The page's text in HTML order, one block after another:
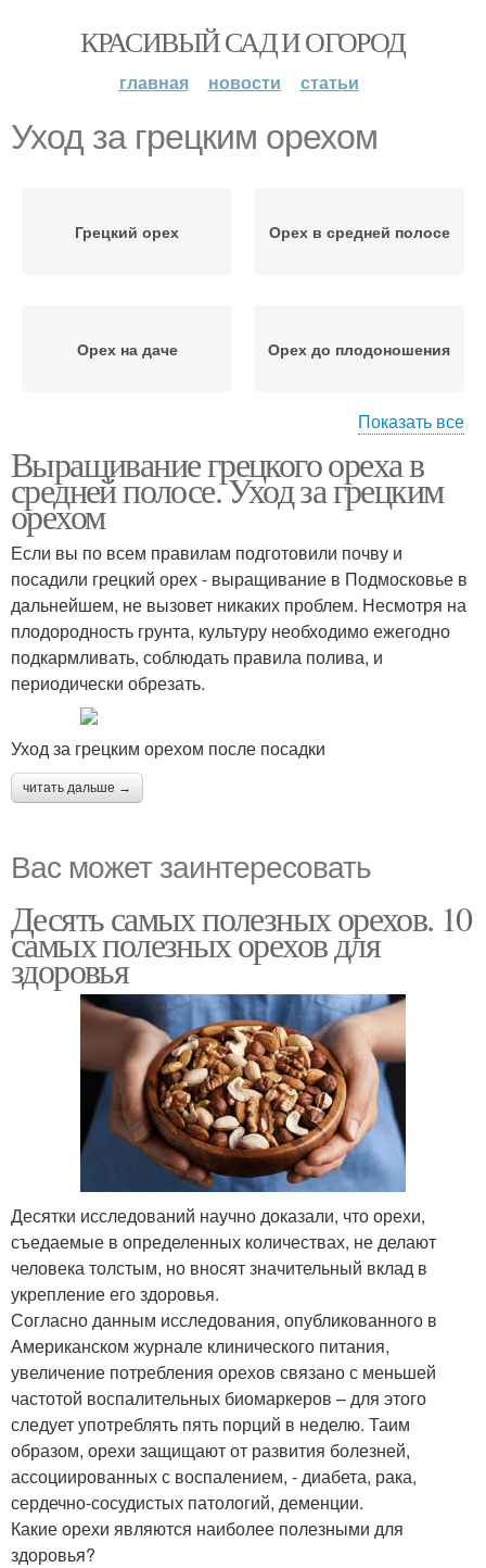
КРАСИВЫЙ САД И ОГОРОД
главная новости статьи
Уход за грецким орехом
Грецкий орех Орех в средней полосе
Орех на даче Орех до плодоношения
Орех в черноземье
Показать все
Выращивание грецкого ореха в
средней полосе. Уход за грецким
орехом
Если вы по всем правилам подготовили почву и
посадили грецкий орех - выращивание в Подмосковье в
дальнейшем, не вызовет никаких проблем. Несмотря на
плодородность грунта, культуру необходимо ежегодно
подкармливать, соблюдать правила полива, и
периодически обрезать.
Уход за грецким орехом после посадки
читать дальше →
Вас может заинтересовать
Десять самых полезных орехов. 10
самых полезных орехов для
здоровья
Десятки исследований научно доказали, что орехи,
съедаемые в определенных количествах, не делают
человека толстым, но вносят значительный вклад в
укрепление его здоровья.
Согласно данным исследования, опубликованного в
Американском журнале клинического питания,
увеличение потребления орехов связано с меньшей
частотой воспалительных биомаркеров – для этого
следует употреблять пять порций в неделю. Таим
образом, орехи защищают от развития болезней,
ассоциированных с воспалением, - диабета, рака,
сердечно-сосудистых патологий, деменции.
Какие орехи являются наиболее полезными для
здоровья?